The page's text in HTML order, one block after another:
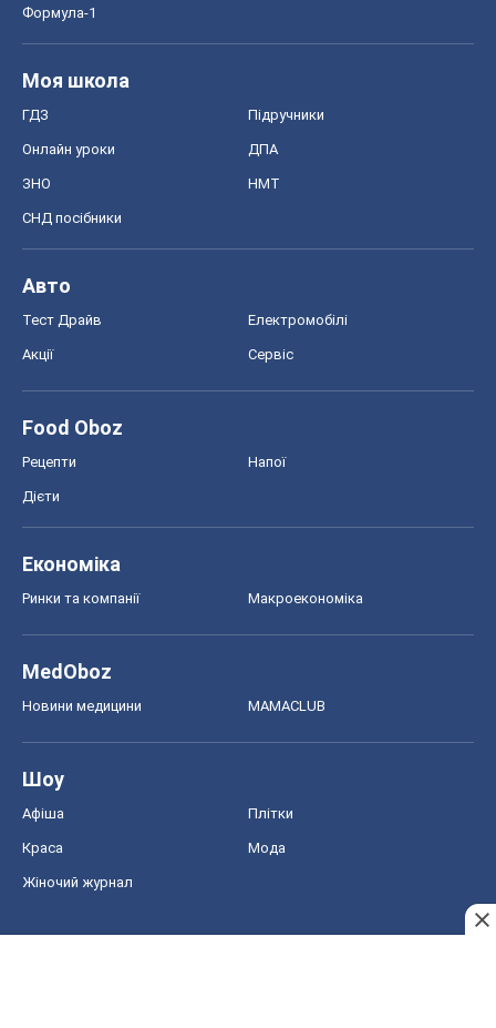
Формула-1
Моя школа
ГДЗ Підручники
Онлайн уроки ДПА
ЗНО НМТ
СНД посібники
Авто
Тест Драйв Електромобілі
Акції Сервіс
Food Oboz
Рецепти Напої
Дієти
Економіка
Ринки та компанії Макроекономіка
MedOboz
Новини медицини MAMACLUB
Шоу
Афіша Плітки
Краса Мода
Жіночий журнал